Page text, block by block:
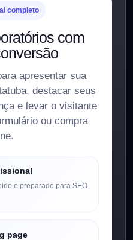
completo
com
apresentar sua
destacar seus
e levar o visitante
ou compra
e preparado para SEO.
page